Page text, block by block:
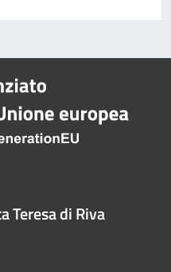
Teresa di Riva